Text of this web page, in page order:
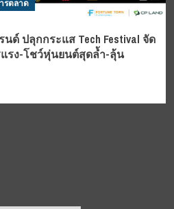
รตลาด
ด์ ปลุกกระแส Tech Festival จัด
รแรง-โชว์หุ่นยนต์สุดล้ำ-ลุ้น